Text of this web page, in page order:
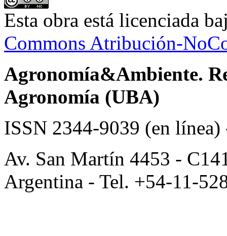
Esta obra está licenciada
Commons Atribución-
Agronomía&Ambiente.
Agronomía (UBA)
ISSN 2344-9039 (en
Av. San Martín 4453 -
Argentina - Tel. +54-11-